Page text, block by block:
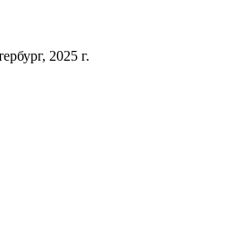
2025 г.